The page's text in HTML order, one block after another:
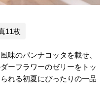
11枚
味のパンナコッタを載せ、
ーフラワーのゼリーをトッ
れる初夏にぴったりの一品